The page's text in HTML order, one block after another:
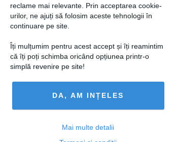
reclame mai relevante. Prin acceptarea cookie-
urilor, ne ajuți să folosim aceste tehnologii în
continuare pe site.
Îți mulțumim pentru acest accept și îți reamintim
că îți poți schimba oricând opțiunea printr-o
simplă revenire pe site!
DA, AM INȚELES
Mai multe detalii
același ton glumeț, povestind că, în
timpul anesteziei, a avut un vis inedit în
care se afla pe terenul de fotbal.
loading...
Articolul următor